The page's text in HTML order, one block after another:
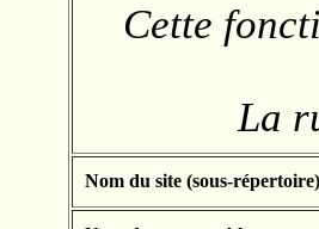
Cette
La
Nom du site (sous-